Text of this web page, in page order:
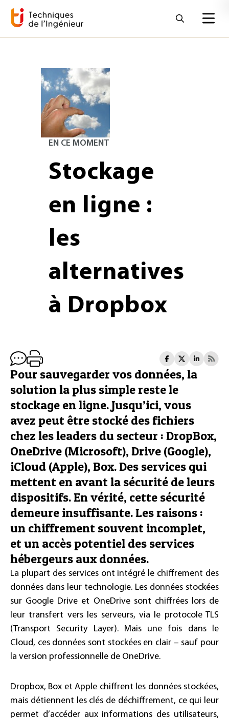
EN CE MOMENT
Stockage
en ligne :
les
alternatives
à Dropbox
Pour sauvegarder vos données, la
solution la plus simple reste le
stockage en ligne. Jusqu’ici, vous
avez peut être stocké des fichiers
chez les leaders du secteur : DropBox,
OneDrive (Microsoft), Drive (Google),
iCloud (Apple), Box. Des services qui
mettent en avant la sécurité de leurs
dispositifs. En vérité, cette sécurité
demeure insuffisante. Les raisons :
un chiffrement souvent incomplet,
et un accès potentiel des services
hébergeurs aux données.
La plupart des services ont intégré le chiffrement des
données dans leur technologie. Les données stockées
sur Google Drive et OneDrive sont chiffrées lors de
leur transfert vers les serveurs, via le protocole TLS
(Transport Security Layer). Mais une fois dans le
Cloud, ces données sont stockées en clair – sauf pour
la version professionnelle de OneDrive.
Dropbox, Box et Apple chiffrent les données stockées,
mais détiennent les clés de déchiffrement, ce qui leur
permet d’accéder aux informations des utilisateurs,